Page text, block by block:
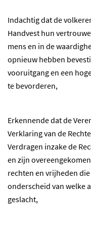
Indachtig dat de
Handvest hun
mens en in de
opnieuw hebben
vooruitgang en een
te bevorderen,
Erkennende dat de
Verklaring van de
Verdragen inzake de
en zijn
rechten en vrijheden
onderscheid van welke
geslacht,